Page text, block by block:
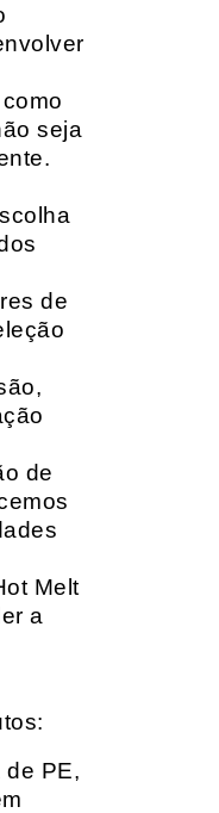
seja
de
de
Melt
a
de PE,